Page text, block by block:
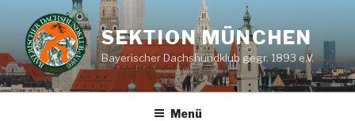
Inhalt
springen
SEKTION MÜNCHEN
Bayerischer Dachshundklub gegr. 1893 e.V.
Menü